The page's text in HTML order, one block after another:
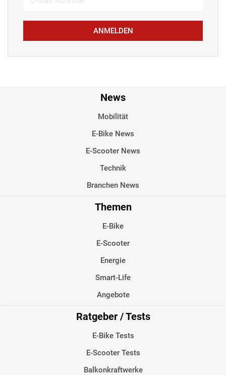
ANMELDEN
News
Mobilität
E-Bike News
E-Scooter News
Technik
Branchen News
Themen
E-Bike
E-Scooter
Energie
Smart-Life
Angebote
Ratgeber / Tests
E-Bike Tests
E-Scooter Tests
Balkonkraftwerke